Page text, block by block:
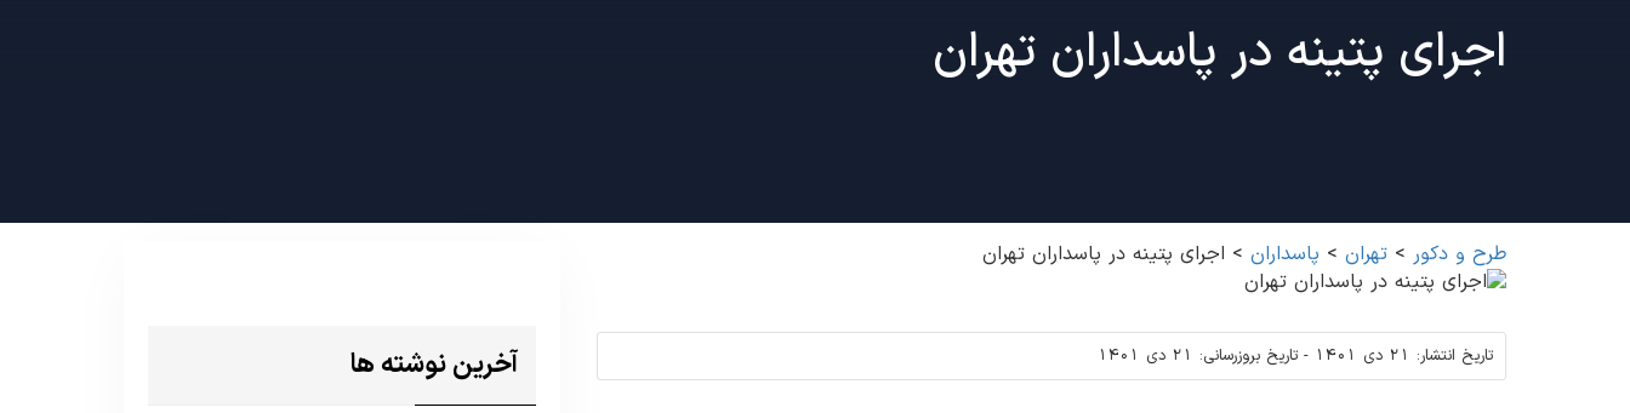
اجرای پتینه در پاسداران تهران
طرح و دکور > تهران > پاسداران > اجرای پتینه در پاسداران تهران
تاریخ انتشار: 21 دی 1401 - تاریخ بروزرسانی: 21 دی 1401 آخرین نوشته ها